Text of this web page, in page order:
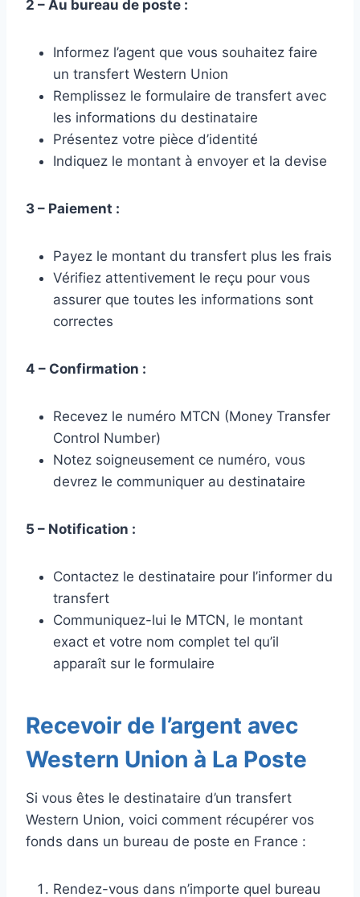
2 – Au bureau de poste :
Informez l’agent que vous souhaitez faire
un transfert Western Union
Remplissez le formulaire de transfert avec
les informations du destinataire
Présentez votre pièce d’identité
Indiquez le montant à envoyer et la devise
3 – Paiement :
Payez le montant du transfert plus les frais
Vérifiez attentivement le reçu pour vous
assurer que toutes les informations sont
correctes
4 – Confirmation :
Recevez le numéro MTCN (Money Transfer
Control Number)
Notez soigneusement ce numéro, vous
devrez le communiquer au destinataire
5 – Notification :
Contactez le destinataire pour l’informer du
transfert
Communiquez-lui le MTCN, le montant
exact et votre nom complet tel qu’il
apparaît sur le formulaire
Recevoir de l’argent avec
Western Union à La Poste
Si vous êtes le destinataire d’un transfert
Western Union, voici comment récupérer vos
fonds dans un bureau de poste en France :
Rendez-vous dans n’importe quel bureau